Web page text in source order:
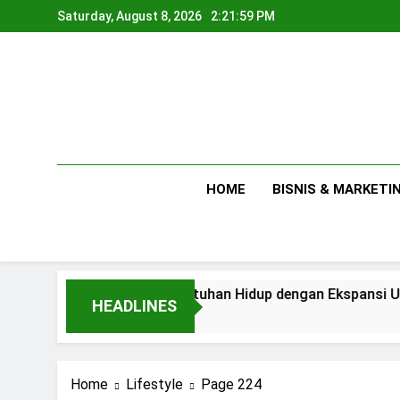
to
Saturday, August 8, 2026 2:21:59 PM
HOME BISNIS &
HEADLINES
Antara Kebutuhan Hidup dengan Ekspansi Usaha
Home Lifestyle Page 224